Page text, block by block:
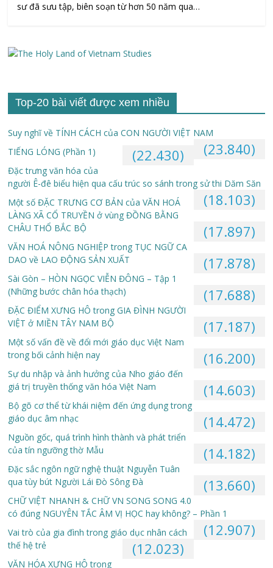
sư đã sưu tập, biên soạn từ hơn 50 năm qua…
Top-20 bài viết được xem nhiều
Suy nghĩ về TÍNH CÁCH của CON NGƯỜI VIỆT NAM
(23.840)
TIẾNG LÓNG (Phần 1) (22.430)
Đặc trưng văn hóa của
người Ê-đê biểu hiện qua cấu trúc so sánh trong sử thi Dăm Săn
(18.103)
Một số ĐẶC TRƯNG CƠ BẢN của VĂN HOÁ
LÀNG XÃ CỔ TRUYỀN ở vùng ĐỒNG BẰNG
CHÂU THỔ BẮC BỘ
(17.897)
VĂN HOÁ NÔNG NGHIỆP trong TỤC NGỮ CA
DAO về LAO ĐỘNG SẢN XUẤT
(17.878)
Sài Gòn – HÒN NGỌC VIỄN ĐÔNG – Tập 1
(Những bước chân hóa thạch)
(17.688)
ĐẶC ĐIỂM XƯNG HÔ trong GIA ĐÌNH NGƯỜI
VIỆT ở MIỀN TÂY NAM BỘ
(17.187)
Một số vấn đề về đổi mới giáo dục Việt Nam
trong bối cảnh hiện nay
(16.200)
Sự du nhập và ảnh hưởng của Nho giáo đến
giá trị truyền thống văn hóa Việt Nam
(14.603)
Bộ gõ cơ thể từ khái niệm đến ứng dụng trong
giáo dục âm nhạc
(14.472)
Nguồn gốc, quá trình hình thành và phát triển
của tín ngưỡng thờ Mẫu
(14.182)
Đặc sắc ngôn ngữ nghệ thuật Nguyễn Tuân
qua tùy bút Người Lái Đò Sông Đà
(13.660)
CHỮ VIỆT NHANH & CHỮ VN SONG SONG 4.0
có đúng NGUYÊN TẮC ÂM VỊ HỌC hay không? – Phần 1
(12.907)
Vai trò của gia đình trong giáo dục nhân cách
thế hệ trẻ
(12.023)
VĂN HÓA XƯNG HÔ trong